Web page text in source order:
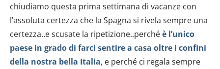
chiudiamo questa prima settimana di vacanze con
l’assoluta certezza che la Spagna si rivela sempre una
certezza..e scusate la ripetizione..perchéè l’unico
paese in grado di farci sentire a casa oltre i confini
della nostra bella Italia, e perché ci regala sempre